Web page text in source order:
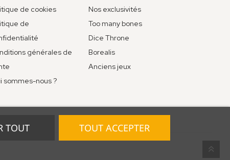
de cookies
de
générales de
sommes-nous ?
Nos exclusivités
Too many bones
Dice Throne
Borealis
Anciens jeux
TOUT TOUT ACCEPTER